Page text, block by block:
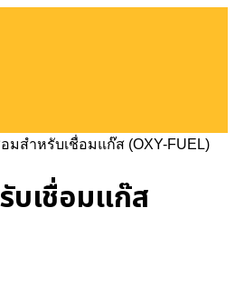
มสำหรับเชื่อมแก๊ส (OXY-FUEL)
บเชื่อมแก๊ส